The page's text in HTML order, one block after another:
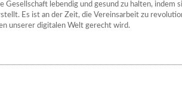
Gesellschaft lebendig und gesund zu halten, indem
Es ist an der Zeit, die Vereinsarbeit zu
unserer digitalen Welt gerecht wird.